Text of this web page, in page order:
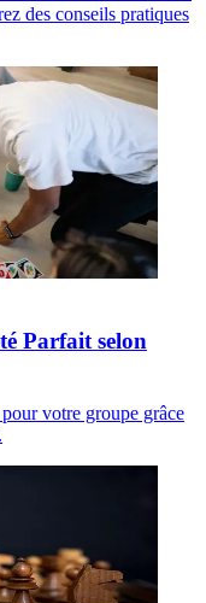
des conseils pratiques
Parfait selon
votre groupe grâce